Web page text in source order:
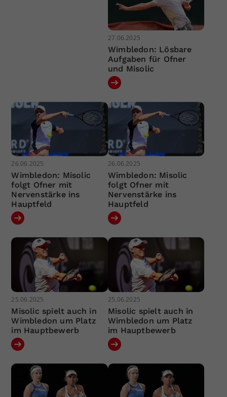
27.06.2025
Wimbledon: Lösbare
Aufgaben für Ofner
und Misolic
26.06.2025
Wimbledon: Misolic
folgt Ofner mit
Nervenstärke ins
Hauptfeld
26.06.2025
Wimbledon: Misolic
folgt Ofner mit
Nervenstärke ins
Hauptfeld
25.06.2025
Misolic spielt auch in
Wimbledon um Platz
im Hauptbewerb
25.06.2025
Misolic spielt auch in
Wimbledon um Platz
im Hauptbewerb